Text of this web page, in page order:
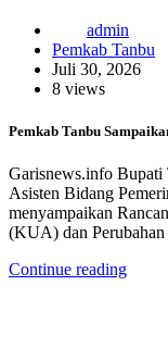
admin
Pemkab Tanbu
Juli 30, 2026
8 views
Pemkab Tanbu
Garisnews.info
Asisten Bidang
menyampaikan
(KUA) dan
Continue reading